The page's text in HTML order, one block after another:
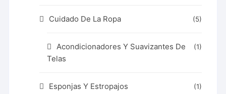
Cuidado De La Ropa (5)
Acondicionadores Y Suavizantes De
Telas
(1)
Esponjas Y Estropajos (1)